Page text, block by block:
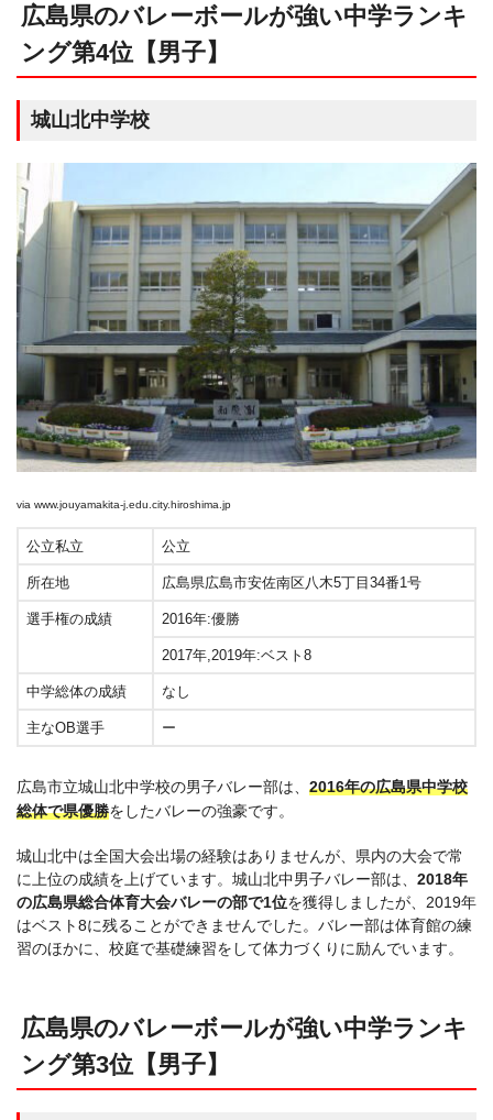
広島県のバレーボールが強い中学ランキ
ング第4位【男子】
城山北中学校
via www.jouyamakita-j.edu.city.hiroshima.jp
公立私立 公立
所在地 広島県広島市安佐南区八木5丁目34番1号
選手権の成績 2016年:優勝
2017年,2019年:ベスト8
中学総体の成績 なし
主なOB選手 ー
広島市立城山北中学校の男子バレー部は、 2016年の広島県中学校
総体で県優勝をしたバレーの強豪です。
城山北中は全国大会出場の経験はありませんが、県内の大会で常
に上位の成績を上げています。城山北中男子バレー部は、 2018年
の広島県総合体育大会バレーの部で1位を獲得しましたが、2019年
はベスト8に残ることができませんでした。バレー部は体育館の練
習のほかに、校庭で基礎練習をして体力づくりに励んでいます。
広島県のバレーボールが強い中学ランキ
ング第3位【男子】